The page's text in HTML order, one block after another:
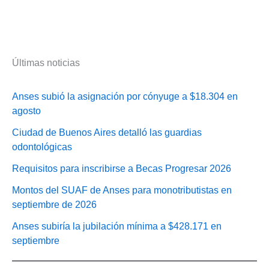
Últimas noticias
Anses subió la asignación por cónyuge a $18.304 en
agosto
Ciudad de Buenos Aires detalló las guardias
odontológicas
Requisitos para inscribirse a Becas Progresar 2026
Montos del SUAF de Anses para monotributistas en
septiembre de 2026
Anses subiría la jubilación mínima a $428.171 en
septiembre